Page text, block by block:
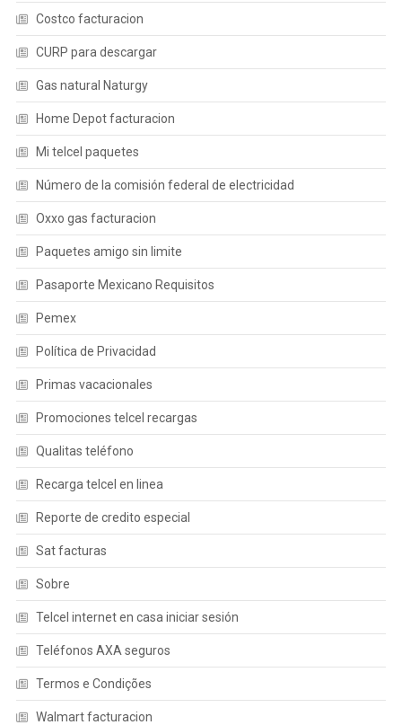
Costco facturacion
CURP para descargar
Gas natural Naturgy
Home Depot facturacion
Mi telcel paquetes
Número de la comisión federal de electricidad
Oxxo gas facturacion
Paquetes amigo sin limite
Pasaporte Mexicano Requisitos
Pemex
Política de Privacidad
Primas vacacionales
Promociones telcel recargas
Qualitas teléfono
Recarga telcel en linea
Reporte de credito especial
Sat facturas
Sobre
Telcel internet en casa iniciar sesión
Teléfonos AXA seguros
Termos e Condições
Walmart facturacion